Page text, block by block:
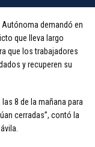
Autónoma demandó en
que lleva largo
que los trabajadores
y recuperen su
8 de la mañana para
cerradas”, contó la